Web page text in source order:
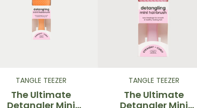
TANGLE TEEZER
The Ultimate
TANGLE TEEZER
The Ultimate